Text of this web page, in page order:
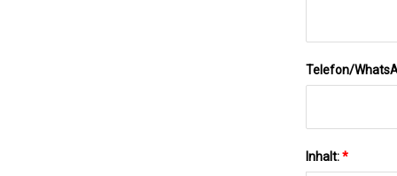
Telefon/
Inhalt:*